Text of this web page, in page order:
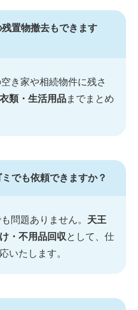
置物撤去もできます
き家や相続物件に残さ
類・生活用品までまとめ
でも依頼できますか？
問題ありません。 天王
・不用品回収 として、仕
いたします。